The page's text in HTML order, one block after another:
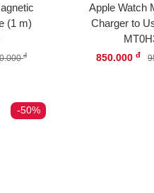
(1 m)
đ
Apple Watch
Charger to
850.000 đ
-50%